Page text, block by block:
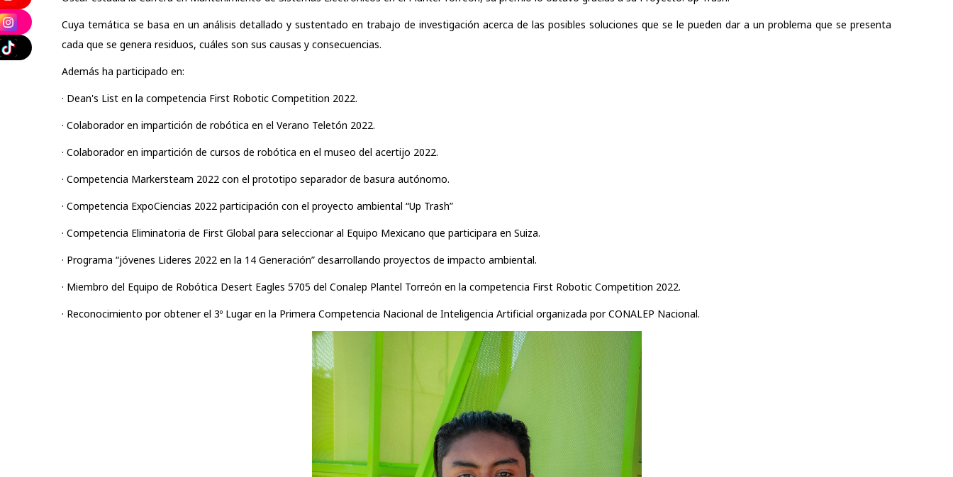
Cuya temática se basa en un análisis detallado y sustentado en trabajo de investigación acerca de las posibles soluciones que se le pueden dar a un problema que se presenta
cada que se genera residuos, cuáles son sus causas y consecuencias.
Además ha participado en:
· Dean's List en la competencia First Robotic Competition 2022.
· Colaborador en impartición de robótica en el Verano Teletón 2022.
· Colaborador en impartición de cursos de robótica en el museo del acertijo 2022.
· Competencia Markersteam 2022 con el prototipo separador de basura autónomo.
· Competencia ExpoCiencias 2022 participación con el proyecto ambiental “Up Trash”
· Competencia Eliminatoria de First Global para seleccionar al Equipo Mexicano que participara en Suiza.
· Programa “jóvenes Lideres 2022 en la 14 Generación” desarrollando proyectos de impacto ambiental.
· Miembro del Equipo de Robótica Desert Eagles 5705 del Conalep Plantel Torreón en la competencia First Robotic Competition 2022.
· Reconocimiento por obtener el 3º Lugar en la Primera Competencia Nacional de Inteligencia Artificial organizada por CONALEP Nacional.